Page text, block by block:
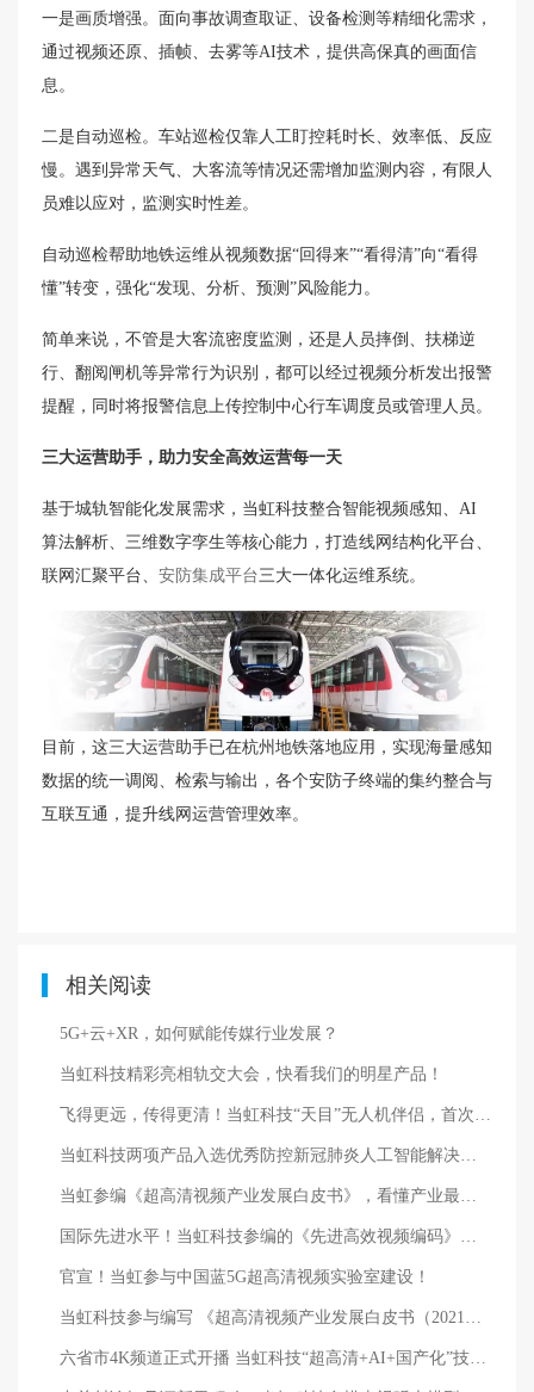
一是画质增强。面向事故调查取证、设备检测等精细化需求，
通过视频还原、插帧、去雾等AI技术，提供高保真的画面信
息。
二是自动巡检。车站巡检仅靠人工盯控耗时长、效率低、反应
慢。遇到异常天气、大客流等情况还需增加监测内容，有限人
员难以应对，监测实时性差。
自动巡检帮助地铁运维从视频数据“回得来”“看得清”向“看得
懂”转变，强化“发现、分析、预测”风险能力。
简单来说，不管是大客流密度监测，还是人员摔倒、扶梯逆
行、翻阅闸机等异常行为识别，都可以经过视频分析发出报警
提醒，同时将报警信息上传控制中心行车调度员或管理人员。
三大运营助手，助力安全高效运营每一天
基于城轨智能化发展需求，当虹科技整合智能视频感知、AI
算法解析、三维数字孪生等核心能力，打造线网结构化平台、
联网汇聚平台、 安防集成平台三大一体化运维系统。
目前，这三大运营助手已在杭州地铁落地应用，实现海量感知
数据的统一调阅、检索与输出，各个安防子终端的集约整合与
互联互通，提升线网运营管理效率。
相关阅读
5G+云+XR，如何赋能传媒行业发展？
当虹科技精彩亮相轨交大会，快看我们的明星产品！
飞得更远，传得更清！当虹科技“天目”无人机伴侣，首次亮相大型电力展
当虹科技两项产品入选优秀防控新冠肺炎人工智能解决方案（产品）目录！
当虹参编《超高清视频产业发展白皮书》，看懂产业最新趋势
国际先进水平！当虹科技参编的《先进高效视频编码》正式发布
官宣！当虹参与中国蓝5G超高清视频实验室建设！
当虹科技参与编写 《超高清视频产业发展白皮书（2021年）》发布！
六省市4K频道正式开播 当虹科技“超高清+AI+国产化”技术深度护航